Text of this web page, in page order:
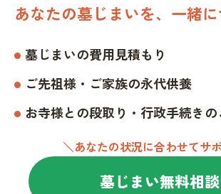
あなたの墓じまいを、一緒に
墓じまいの費用見積もり
ご先祖様・ご家族の永代供養
お寺様との段取り・行政手続き
＼あなたの状況に合わせてサ
墓じまい無料相談